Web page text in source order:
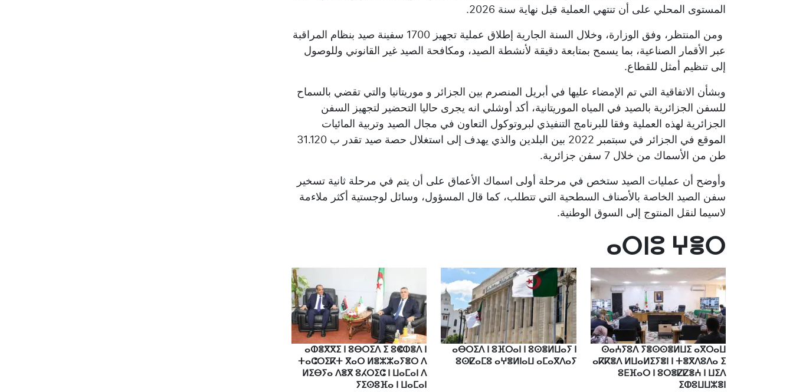
المستوى المحلي على أن تنتهي العملية قبل نهاية سنة 2026.
ومن المنتظر، وفق الوزارة، وخلال السنة الجارية إطلاق عملية تجهيز 1700 سفينة صيد بنظام المراقبة
عبر الأقمار الصناعية، بما يسمح بمتابعة دقيقة لأنشطة الصيد، ومكافحة الصيد غير القانوني وللوصول
إلى تنظيم أمثل للقطاع.
وبشأن الاتفاقية التي تم الإمضاء عليها في أبريل المنصرم بين الجزائر و موريتانيا والتي تقضي بالسماح
للسفن الجزائرية بالصيد في المياه الموريتانية، أكد أوشلي انه يجرى حاليا التحضير لتجهيز السفن
الجزائرية لهذه العملية وفقا للبرنامج التنفيذي لبروتوكول التعاون في مجال الصيد وتربية المائيات
الموقع في الجزائر في سبتمبر 2022 بين البلدين والذي يهدف إلى استغلال حصة صيد تقدر ب 31.120
طن من الأسماك من خلال 7 سفن جزائرية.
وأوضح أن عمليات الصيد ستخص في مرحلة أولى اسماك الأعماق على أن يتم في مرحلة ثانية تسخير
سفن الصيد الخاصة بالأصناف السطحية التي تتطلب، كما قال المسؤول، وسائل لوجستية أكثر ملاءمة
لاسيما لنقل المنتوج إلى السوق الوطنية.
ⴰⵔⵏⵓ ⵖⴻⵔ
ⵙⴰⵄⵢⵓⴷ ⵢⴻⵙⵙⴻⵍⵡⵉ ⴰⴳⵔⴰⵡ
ⴰⴽⴽⴻⴷ ⵍⵡⴰⵍⵉⵢⴻⵏ ⵏ ⵜⴻⴳⴷⵓⴷⴰ ⵉ
ⵓⴹⴼⴰⵔ ⵏ ⵓⵔⴻⵇⵇⴻⵄ ⵏ ⵡⵉⴷ
ⵉⵀⵓⵡⵡⵣⴻⵏ
ⴰⴱⵔⵉⴷ ⵏ ⵓⴼⵔⴰⵏ ⵏ ⵓⵙⴻⵍⵡⴰⵢ ⵏ
ⵓⵙⵇⴰⵎⵓ ⴰⵖⴻⵍⵏⴰⵡ ⴰⵎⴰⴳⴷⴰⵢ
ⴰⵀⴻⴳⴳⵉ ⵏ ⵓⴱⵔⵉⴷ ⵉ ⵓⵞⵀⴻⴷ ⵏ
ⵜⴰⵛⵔⵉⴽⵜ ⴳⴰⵔ ⵍⴻⵣⵣⴰⵢⴻⵔ ⴷ
ⵍⵉⴱⵢⴰ ⴷⴻⴳ ⵓⵃⵔⵉⵛ ⵏ ⵡⴰⵎⴰⵏ ⴷ
ⵢⵉⵙⵓⴼⴰ ⵏ ⵡⴰⵎⴰⵏ